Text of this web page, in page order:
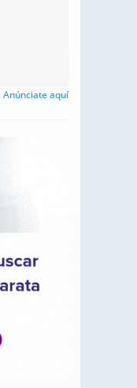
Anúnciate aquí